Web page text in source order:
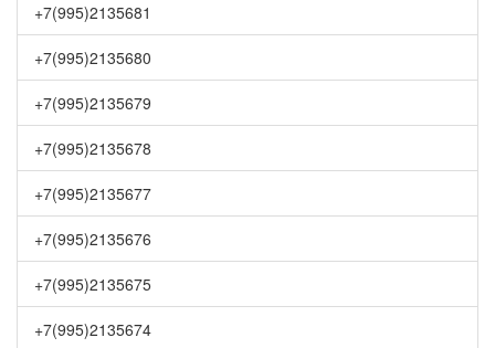
+7(995)2135681
+7(995)2135680
+7(995)2135679
+7(995)2135678
+7(995)2135677
+7(995)2135676
+7(995)2135675
+7(995)2135674